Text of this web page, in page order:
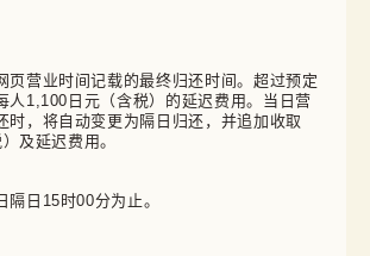
页营业时间记载的最终归还时间。超过预定
人1,100日元（含税）的延迟费用。当日营
时，将自动变更为隔日归还，并追加收取
及延迟费用。
隔日15时00分为止。